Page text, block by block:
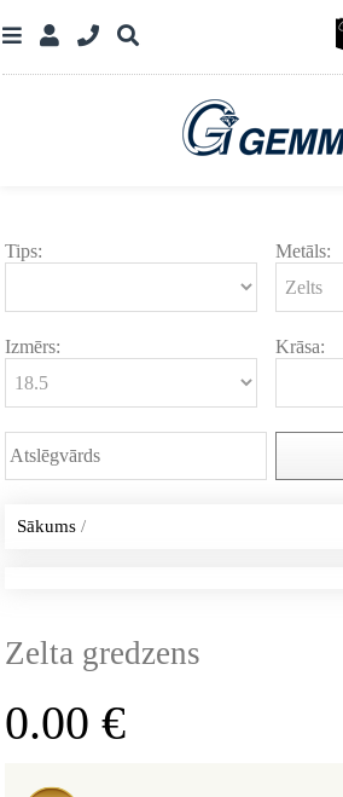
Tips: Metāls:
Izmērs: Krāsa:
Sākums /
Zelta gredzens
0.00€